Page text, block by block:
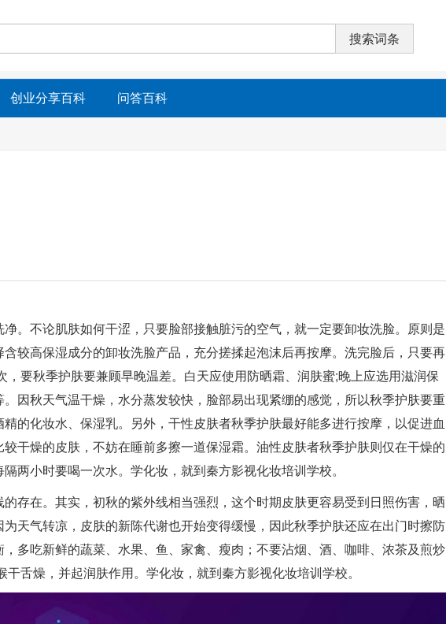
创业分享百科 问答百科
。不论肌肤如何干涩，只要脸部接触脏污的空气，就一定要卸妆洗脸。原则是
较高保湿成分的卸妆洗脸产品，充分搓揉起泡沫后再按摩。洗完脸后，只要再
要秋季护肤要兼顾早晚温差。白天应使用防晒霜、润肤蜜;晚上应选用滋润保
因秋天气温干燥，水分蒸发较快，脸部易出现紧绷的感觉，所以秋季护肤要重
的化妆水、保湿乳。另外，干性皮肤者秋季护肤最好能多进行按摩，以促进血
干燥的皮肤，不妨在睡前多擦一道保湿霜。油性皮肤者秋季护肤则仅在干燥的
两小时要喝一次水。学化妆，就到秦方影视化妆培训学校。
存在。其实，初秋的紫外线相当强烈，这个时期皮肤更容易受到日照伤害，晒
天气转凉，皮肤的新陈代谢也开始变得缓慢，因此秋季护肤还应在出门时擦防
多吃新鲜的蔬菜、水果、鱼、家禽、瘦肉；不要沾烟、酒、咖啡、浓茶及煎炒
舌燥，并起润肤作用。学化妆，就到秦方影视化妆培训学校。